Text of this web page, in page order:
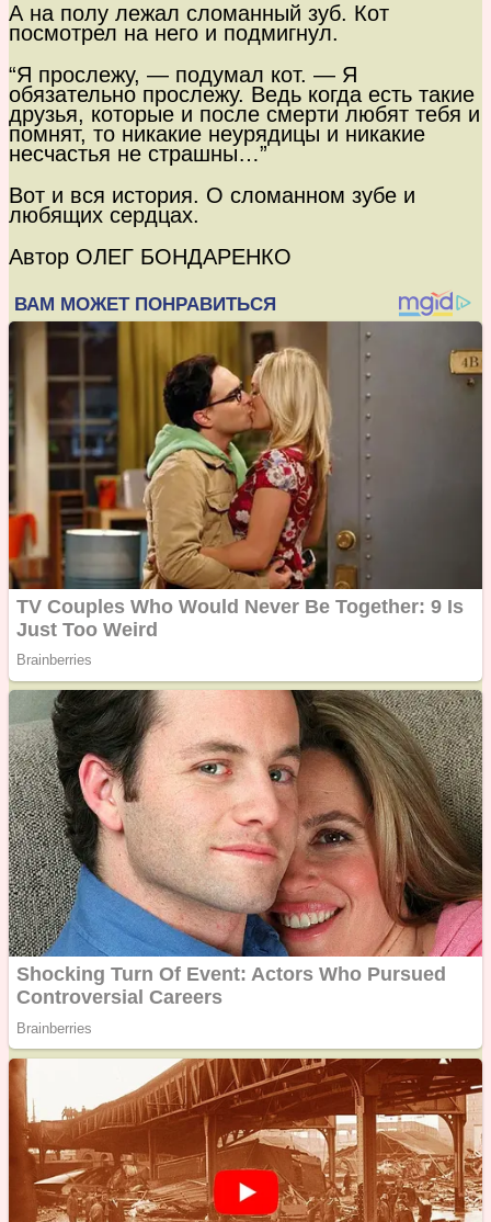
А на полу лежал сломанный зуб. Кот
посмотрел на него и подмигнул.
“Я прослежу, — подумал кот. — Я
обязательно прослежу. Ведь когда есть такие
друзья, которые и после смерти любят тебя и
помнят, то никакие неурядицы и никакие
несчастья не страшны…”
Вот и вся история. О сломанном зубе и
любящих сердцах.
Автор ОЛЕГ БОНДАРЕНКО